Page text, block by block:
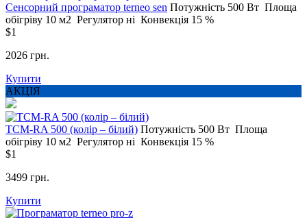
Сенсорний програматор terneo sen Потужність 500 Вт Площа
обігріву 10 м2 Регулятор ні Конвекція 15 %
$1
2026 грн.
Купити
АКЦІЯ
ТСM-RA 500 (колір – білий) Потужність 500 Вт Площа
обігріву 10 м2 Регулятор ні Конвекція 15 %
$1
3499 грн.
Купити